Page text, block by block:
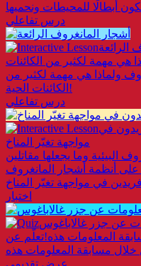
درس تفاعلي
الرائعة
هي مهمة لكثير من الكائنات
ولماذا هي مهمة لكثير من
الكائنات الحية!
درس تفاعلي
في
مواجهة تغيّر المناخ
البيئية وما يجعلها مقاتلين
أنظمة أشجار المانغروف
اختبار
عن جزر غالاباغوس
المعلومات هذه!تعلّم عن